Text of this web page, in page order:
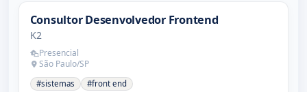
Consultor Desenvolvedor Frontend
K2
Presencial
São Paulo/SP
#sistemas #front end